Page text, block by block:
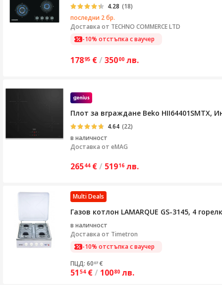
4.28 (18)
последни 2 бр.
Доставка от TECHNO COMMERCE LTD
-10% отстъпка с ваучер
17895 €/ 35000 лв.
Плот за вграждане Beko HII64401SMTX,
4.64 (22)
в наличност
Доставка от eMAG
26544 €/ 51916 лв.
Multi Deals
Газов котлон LAMARQUE GS-3145, 4
в наличност
Доставка от Timetron
-10% отстъпка с ваучер
ПЦД: 60 07 €
51 54 €/ 10080 лв.